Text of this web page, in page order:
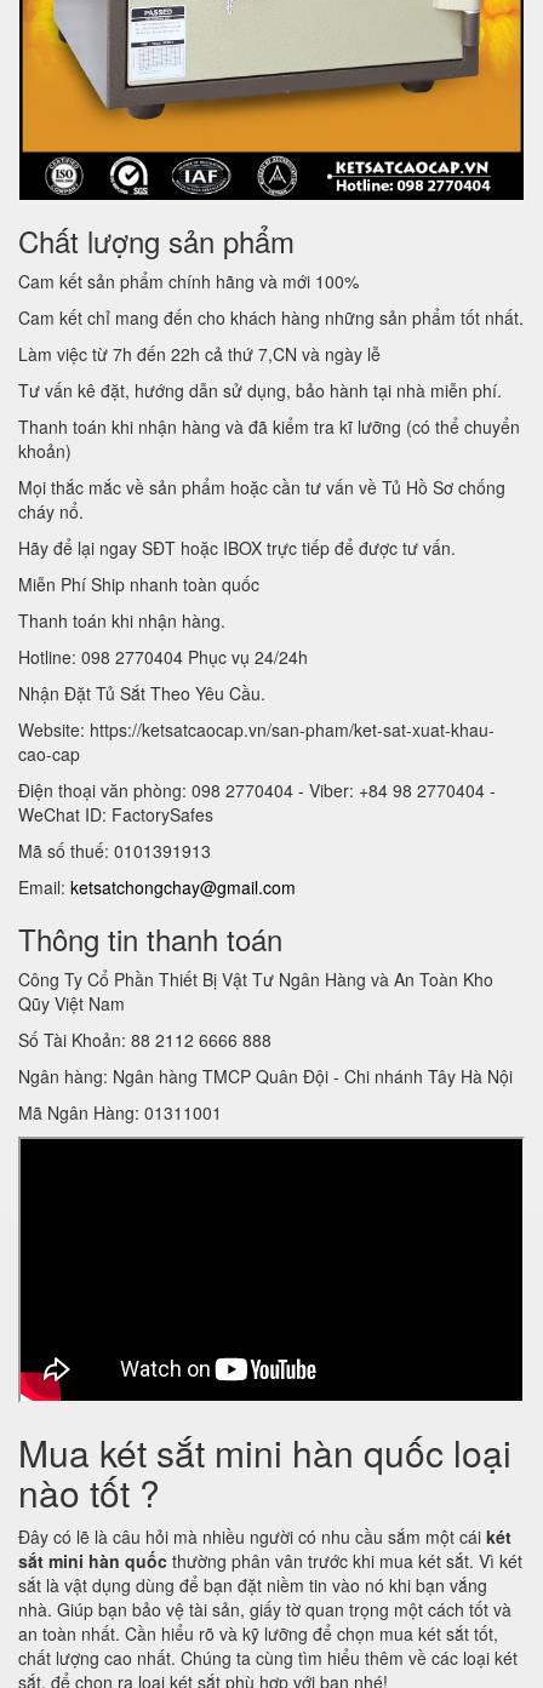
Chất lượng sản phẩm
Cam kết sản phẩm chính hãng và mới 100%
Cam kết chỉ mang đến cho khách hàng những sản phẩm tốt nhất.
Làm việc từ 7h đến 22h cả thứ 7,CN và ngày lễ
Tư vấn kê đặt, hướng dẫn sử dụng, bảo hành tại nhà miễn phí.
Thanh toán khi nhận hàng và đã kiểm tra kĩ lưỡng (có thể chuyển
khoản)
Mọi thắc mắc về sản phẩm hoặc cần tư vấn về Tủ Hồ Sơ chống
cháy nổ.
Hãy để lại ngay SĐT hoặc IBOX trực tiếp để được tư vấn.
Miễn Phí Ship nhanh toàn quốc
Thanh toán khi nhận hàng.
Hotline: 098 2770404 Phục vụ 24/24h
Nhận Đặt Tủ Sắt Theo Yêu Cầu.
Website: https://ketsatcaocap.vn/san-pham/ket-sat-xuat-khau-
cao-cap
Điện thoại văn phòng: 098 2770404 - Viber: +84 98 2770404 -
WeChat ID: FactorySafes
Mã số thuế: 0101391913
Email: ketsatchongchay@gmail.com
Thông tin thanh toán
Công Ty Cổ Phần Thiết Bị Vật Tư Ngân Hàng và An Toàn Kho
Qũy Việt Nam
Số Tài Khoản: 88 2112 6666 888
Ngân hàng: Ngân hàng TMCP Quân Đội - Chi nhánh Tây Hà Nội
Mã Ngân Hàng: 01311001
Mua két sắt mini hàn quốc loại
nào tốt ?
Đây có lẽ là câu hỏi mà nhiều người có nhu cầu sắm một cái két
sắt mini hàn quốc thường phân vân trước khi mua két sắt. Vì két
sắt là vật dụng dùng để bạn đặt niềm tin vào nó khi bạn vắng
nhà. Giúp bạn bảo vệ tài sản, giấy tờ quan trọng một cách tốt và
an toàn nhất. Cần hiểu rõ và kỹ lưỡng để chọn mua két sắt tốt,
chất lượng cao nhất. Chúng ta cùng tìm hiểu thêm về các loại két
sắt, để chọn ra loại két sắt phù hợp với bạn nhé!